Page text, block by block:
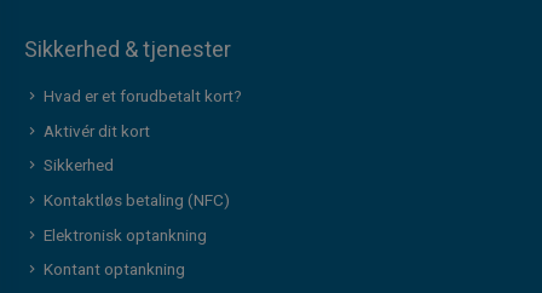
Sikkerhed & tjenester
Hvad er et forudbetalt kort?
Aktivér dit kort
Sikkerhed
Kontaktløs betaling (NFC)
Elektronisk optankning
Kontant optankning